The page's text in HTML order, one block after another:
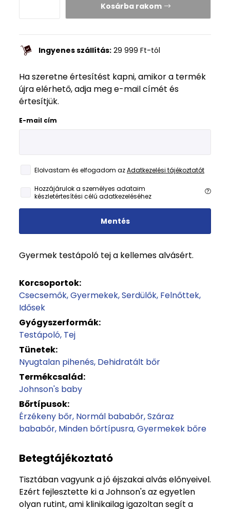
Kosárba rakom
Ingyenes szállítás: 29 999 Ft-tól
Ha szeretne értesítést kapni, amikor a termék
újra elérhető, adja meg e-mail címét és
értesítjük.
E-mail cím
Elolvastam és elfogadom azAdatkezelési tájékoztatót
Hozzájárulok a személyes adataim
készletértesítési célú adatkezeléséhez
Mentés
Gyermek testápoló tej a kellemes alvásért.
Korcsoportok:
Csecsemők Gyermekek Serdülők Felnőttek
Idősek
Gyógyszerformák:
Testápoló Tej
Tünetek:
Nyugtalan pihenés Dehidratált bőr
Termékcsalád:
Johnson's baby
Bőrtípusok:
Érzékeny bőr Normál bababőr Száraz
bababőr Minden bőrtípusra Gyermekek bőre
Betegtájékoztató
Tisztában vagyunk a jó éjszakai alvás előnyeivel.
Ezért fejlesztette ki a Johnson's az egyetlen
olyan rutint, ami klinikailag igazoltan segít a